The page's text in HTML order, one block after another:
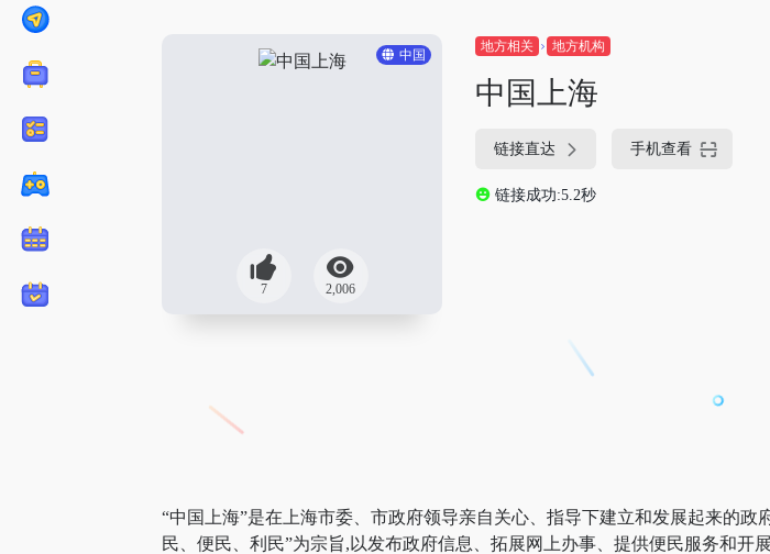
中国
7 2,006
地方相关 地方机构
中国上海
链接直达 手机查看
链接成功:5.2秒
“中国上海”是在上海市委、市政府领导亲自关心、指导下建立和发展起来的
民、便民、利民”为宗旨,以发布政府信息、拓展网上办事、提供便民服务和开